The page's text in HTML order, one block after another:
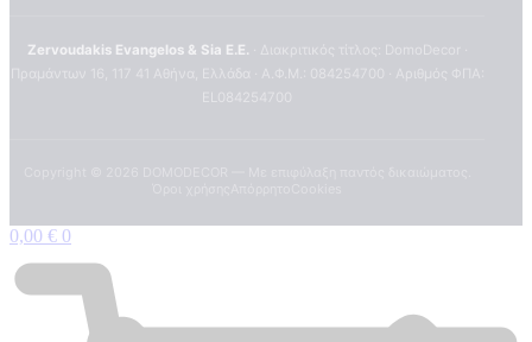
Zervoudakis Evangelos & Sia E.E.
0,00 € 0